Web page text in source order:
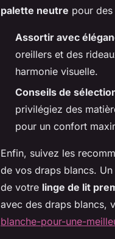
palette neutre pour
Assortir avec
oreillers et des
harmonie visuelle.
Conseils de
privilégiez des
pour un confort
Enfin, suivez les
de vos draps blancs.
de votre linge de lit
avec des draps blancs,
blanche-pour-une-